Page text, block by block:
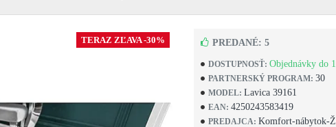
TERAZ ZĽAVA -30%
DOSTUPNOSŤ: Objednávky do
PARTNERSKÝ PROGRAM: 30
MODEL: Lavica 39161
EAN: 4250243583419
PREDAJCA: Komfort-nábytok-
PREDANÉ: 5